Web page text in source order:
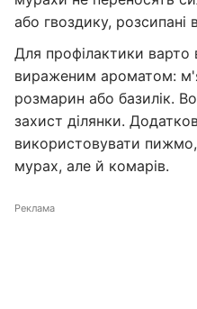
або гвоздику, розсипані
Для профілактики
вираженим ароматом:
розмарин або базилік.
захист ділянки.
використовувати пижмо,
мурах, але й комарів.
Реклама